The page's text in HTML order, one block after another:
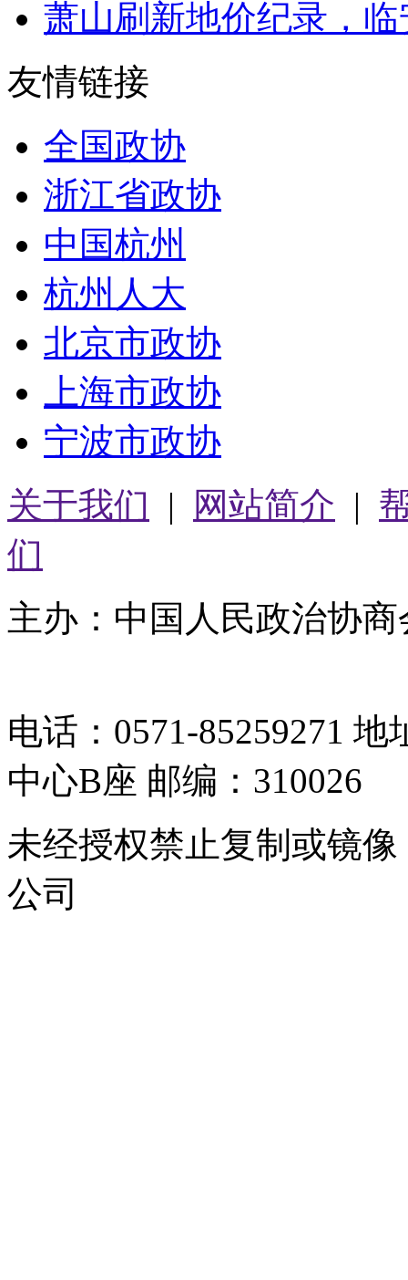
萧山刷新地价纪录，
友情链接
全国政协
浙江省政协
中国杭州
杭州人大
北京市政协
上海市政协
宁波市政协
关于我们 | 网站简介 |
们
主办：中国人民政治协
电话：0571-85259271
中心B座 邮编：310026
未经授权禁止复制或镜
公司